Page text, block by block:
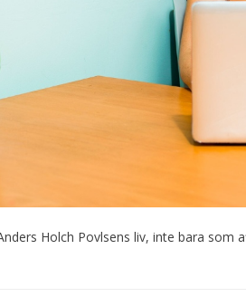
Holch Povlsens liv, inte bara som